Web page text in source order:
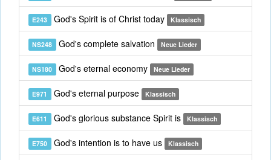
E243 God's Spirit is of Christ today Klassisch
NS248 God's complete salvation Neue Lieder
NS180 God's eternal economy Neue Lieder
E971 God's eternal purpose Klassisch
E611 God's glorious substance Spirit is Klassisch
E750 God's intention is to have us Klassisch